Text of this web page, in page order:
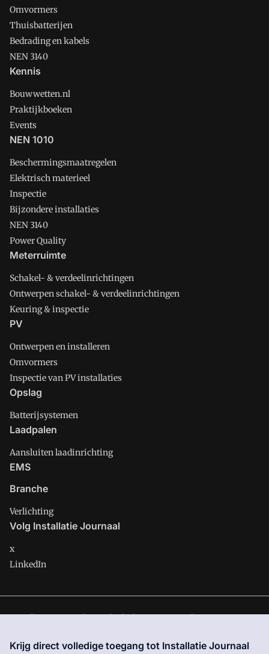
Omvormers
Thuisbatterijen
Bedrading en kabels
NEN 3140
Kennis
Bouwwetten.nl
Praktijkboeken
Events
NEN 1010
Beschermingsmaatregelen
Elektrisch materieel
Inspectie
Bijzondere installaties
NEN 3140
Power Quality
Meterruimte
Schakel- & verdeelinrichtingen
Ontwerpen schakel- & verdeelinrichtingen
Keuring & inspectie
PV
Ontwerpen en installeren
Omvormers
Inspectie van PV installaties
Opslag
Batterijsystemen
Laadpalen
Aansluiten laadinrichting
EMS
Branche
Verlichting
Volg Installatie Journaal
x
LinkedIn
Installatie Journaal is onderdeel van VMN media. Lees inons
site zijn de volgende regelingen van toepassing:Algemene
Krijg direct volledige toegang tot Installatie Journaal